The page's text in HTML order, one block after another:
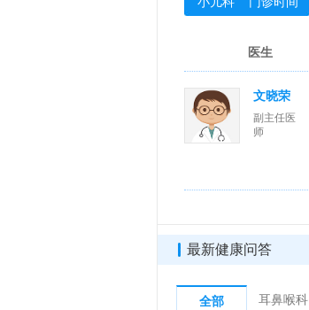
医生
文晓荣
副主任医
师
最新健康问答
全部 耳鼻喉科